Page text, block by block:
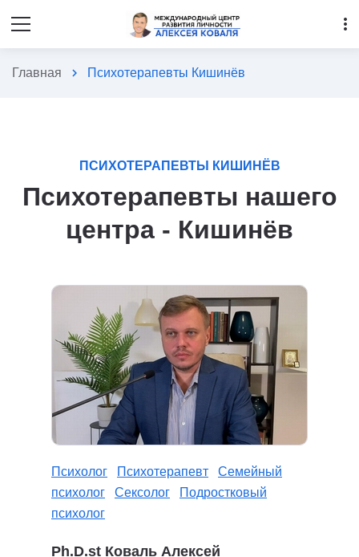
more_vert
Главная chevron_right Психотерапевты Кишинёв
ПСИХОТЕРАПЕВТЫ КИШИНЁВ
Психотерапевты нашего
центра - Кишинёв
Психолог Психотерапевт
Семейный
психолог
Сексолог
Подростковый
психолог
Ph.D.st Коваль Алексей